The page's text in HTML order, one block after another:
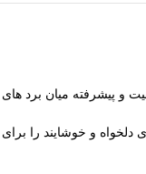
دلخواه و خوشایند را